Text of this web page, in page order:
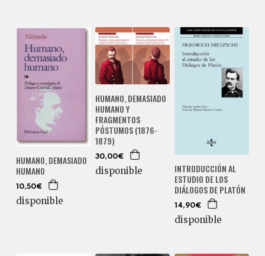
HUMANO, DEMASIADO
HUMANO
10,50€
disponible
HUMANO, DEMASIADO
HUMANO Y
FRAGMENTOS
PÓSTUMOS (1876-
1879)
30,00€
disponible
INTRODUCCIÓN AL
ESTUDIO DE LOS
DIÁLOGOS DE PLATÓN
14,90€
disponible